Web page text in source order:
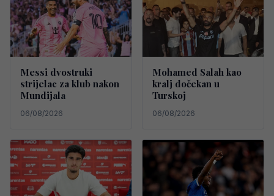
Messi dvostruki
strijelac za klub nakon
Mundijala
06/08/2026
Mohamed Salah kao
kralj dočekan u
Turskoj
06/08/2026